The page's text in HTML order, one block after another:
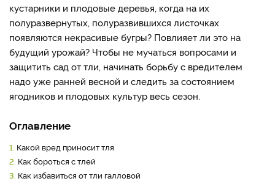
кустарники и плодовые деревья, когда на их
полуразвернутых, полуразвившихся листочках
появляются некрасивые бугры? Повлияет ли это на
будущий урожай? Чтобы не мучаться вопросами и
защитить сад от тли, начинать борьбу с вредителем
надо уже ранней весной и следить за состоянием
ягодников и плодовых культур весь сезон.
Оглавление
1. Какой вред приносит тля
2. Как бороться с тлей
3. Как избавиться от тли галловой